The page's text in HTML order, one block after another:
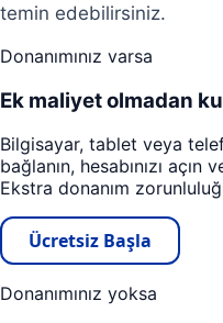
temin edebilirsiniz.
Donanımınız varsa
Ek maliyet olmadan
Bilgisayar, tablet veya
bağlanın, hesabınızı
Ekstra donanım
Ücretsiz Başla
Donanımınız yoksa